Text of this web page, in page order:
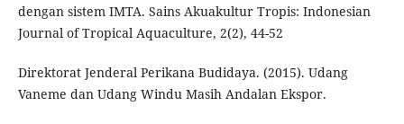
dengan sistem IMTA. Sains Akuakultur Tropis: Indonesian
Journal of Tropical Aquaculture, 2(2), 44-52
Direktorat Jenderal Perikana Budidaya. (2015). Udang
Vaneme dan Udang Windu Masih Andalan Ekspor.